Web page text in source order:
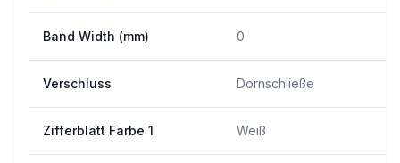
Band Width (mm) 0
Verschluss Dornschließe
Zifferblatt Farbe 1 Weiß